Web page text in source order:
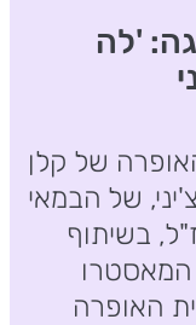
'לה
של קלן
של הבמאי
בשיתוף
המאסטרו
האופרה